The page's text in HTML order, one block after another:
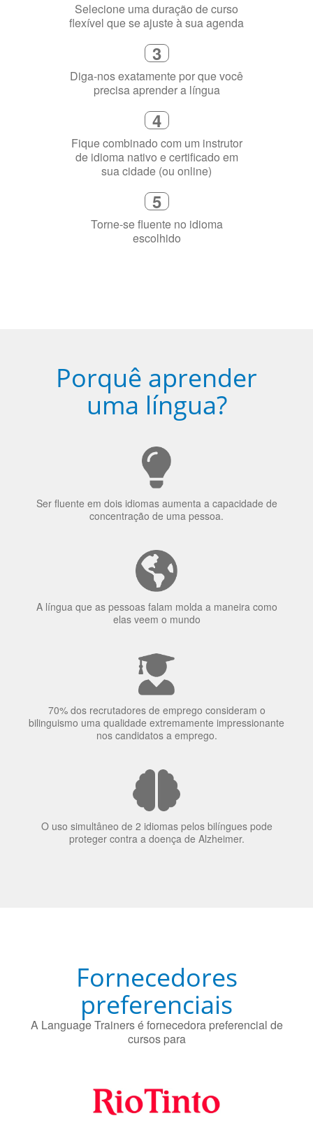
Selecione uma duração de curso
flexível que se ajuste à sua agenda
3
Diga-nos exatamente por que você
precisa aprender a língua
4
Fique combinado com um instrutor
de idioma nativo e certificado em
sua cidade (ou online)
5
Torne-se fluente no idioma
escolhido
Porquê aprender
uma língua?
Ser fluente em dois idiomas aumenta a capacidade de
concentração de uma pessoa.
A língua que as pessoas falam molda a maneira como
elas veem o mundo
70% dos recrutadores de emprego consideram o
bilinguismo uma qualidade extremamente impressionante
nos candidatos a emprego.
O uso simultâneo de 2 idiomas pelos bilíngues pode
proteger contra a doença de Alzheimer.
Fornecedores
preferenciais
A Language Trainers é fornecedora preferencial de
cursos para